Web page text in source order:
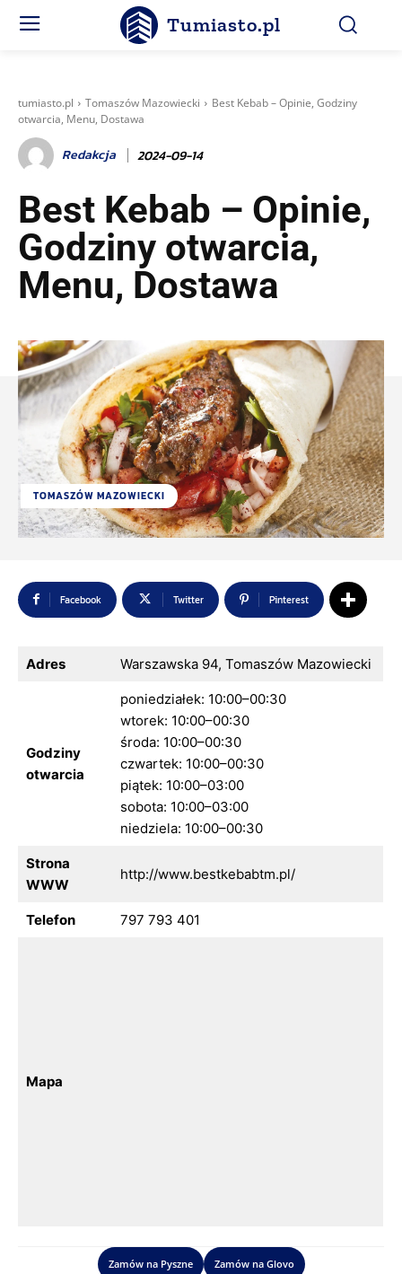
Tumiasto.pl
tumiasto.pl Tomaszów Mazowiecki
Best Kebab – Opinie, Godziny
otwarcia, Menu, Dostawa
Redakcja 2024-09-14
Best Kebab – Opinie,
Godziny otwarcia,
Menu, Dostawa
TOMASZÓW MAZOWIECKI
Facebook Twitter Pinterest
Adres Warszawska 94, Tomaszów Mazowiecki
Godziny
otwarcia
poniedziałek: 10:00–00:30
wtorek: 10:00–00:30
środa: 10:00–00:30
czwartek: 10:00–00:30
piątek: 10:00–03:00
sobota: 10:00–03:00
niedziela: 10:00–00:30
Strona
WWW
http://www.bestkebabtm.pl/
Telefon 797 793 401
Mapa
Zamów na Pyszne Zamów na Glovo